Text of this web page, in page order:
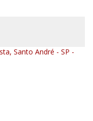
Santo André - SP -